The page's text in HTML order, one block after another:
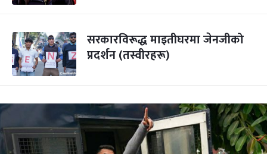
सरकारविरूद्ध माइतीघरमा जेनजीको
प्रदर्शन (तस्वीरहरू)